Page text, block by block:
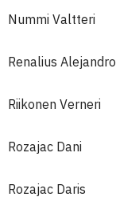
Nummi Valtteri
Renalius Alejandro
Riikonen Verneri
Rozajac Dani
Rozajac Daris